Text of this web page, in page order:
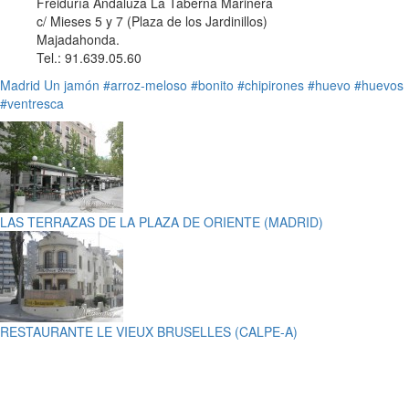
c/ Mieses 5 y 7 (Plaza de los Jardinillos)
Majadahonda.
Tel.: 91.639.05.60
Madrid Un jamón #arroz-meloso #bonito #chipirones #huevo #huevos
#ventresca
LAS TERRAZAS DE LA PLAZA DE ORIENTE (MADRID)
RESTAURANTE LE VIEUX BRUSELLES (CALPE-A)